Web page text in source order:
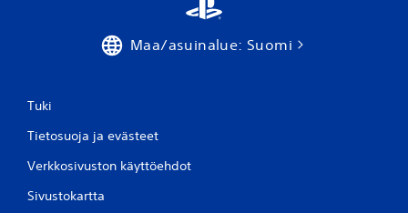
Maa/asuinalue: Suomi
Tuki
Tietosuoja ja evästeet
Verkkosivuston käyttöehdot
Sivustokartta